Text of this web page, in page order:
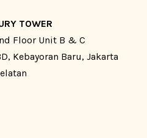
TOWER
Floor Unit B & C
Kebayoran Baru, Jakarta